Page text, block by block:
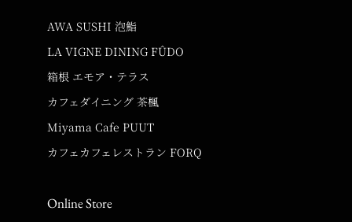
AWA SUSHI 泡鮨
LA VIGNE DINING FÛDO
箱根 エモア・テラス
カフェダイニング 茶楓
Miyama Cafe PUUT
カフェカフェレストラン FORQ
Online Store